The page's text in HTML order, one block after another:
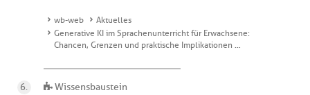
wb-web
Aktuelles
Generative KI im Sprachenunterricht für Erwachsene:
Chancen, Grenzen und praktische Implikationen …
Wissensbaustein